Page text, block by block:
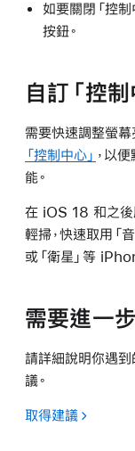
如要關閉「控
按鈕。
自訂「控制
需要快速調整螢幕
「控制中心」 ，以
能。
在 iOS 18 和之後
輕掃，快速取用「
或「衛星」等
需要進一
請詳細說明你遇到
議。
取得建議